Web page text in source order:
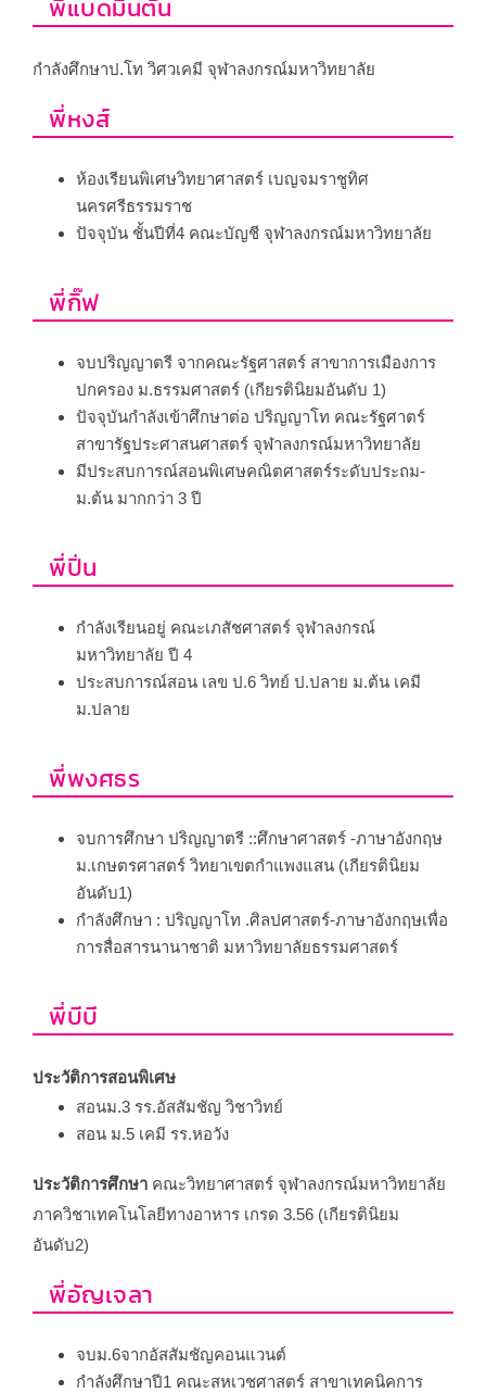
พี่แบดมินตัน
กำลังศึกษาป.โท วิศวเคมี จุฬาลงกรณ์มหาวิทยาลัย
พี่หงส์
ห้องเรียนพิเศษวิทยาศาสตร์ เบญจมราชูทิศ
นครศรีธรรมราช
ปัจจุบัน ชั้นปีที่4 คณะบัญชี จุฬาลงกรณ์มหาวิทยาลัย
พี่กิ๊ฟ
จบปริญญาตรี จากคณะรัฐศาสตร์ สาขาการเมืองการ
ปกครอง ม.ธรรมศาสตร์ (เกียรตินิยมอันดับ 1)
ปัจจุบันกำลังเข้าศึกษาต่อ ปริญญาโท คณะรัฐศาตร์
สาขารัฐประศาสนศาสตร์ จุฬาลงกรณ์มหาวิทยาลัย
มีประสบการณ์สอนพิเศษคณิตศาสตร์ระดับประถม-
ม.ต้น มากกว่า 3 ปี
พี่ปิ่น
กำลังเรียนอยู่ คณะเภสัชศาสตร์ จุฬาลงกรณ์
มหาวิทยาลัย ปี 4
ประสบการณ์สอน เลข ป.6 วิทย์ ป.ปลาย ม.ต้น เคมี
ม.ปลาย
พี่พงศธร
จบการศึกษา ปริญญาตรี ::ศึกษาศาสตร์ -ภาษาอังกฤษ
ม.เกษตรศาสตร์ วิทยาเขตกำแพงแสน (เกียรตินิยม
อันดับ1)
กำลังศึกษา : ปริญญาโท .ศิลปศาสตร์-ภาษาอังกฤษเพื่อ
การสื่อสารนานาชาติ มหาวิทยาลัยธรรมศาสตร์
พี่บีบี
ประวัติการสอนพิเศษ
สอนม.3 รร.อัสสัมชัญ วิชาวิทย์
สอน ม.5 เคมี รร.หอวัง
ประวัติการศึกษา คณะวิทยาศาสตร์ จุฬาลงกรณ์มหาวิทยาลัย
ภาควิชาเทคโนโลยีทางอาหาร เกรด 3.56 (เกียรตินิยม
อันดับ2)
พี่อัญเจลา
จบม.6จากอัสสัมชัญคอนแวนต์
กำลังศึกษาปี1 คณะสหเวชศาสตร์ สาขาเทคนิคการ